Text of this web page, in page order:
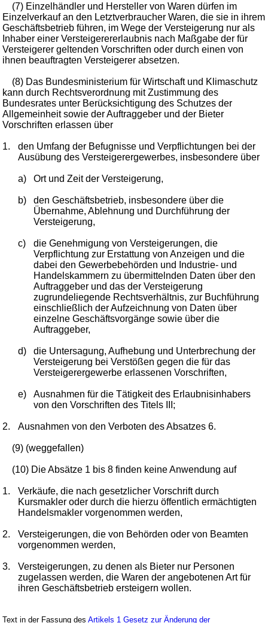
(7) Einzelhändler und Hersteller von Waren dürfen im
Einzelverkauf an den Letztverbraucher Waren, die sie in ihrem
Geschäftsbetrieb führen, im Wege der Versteigerung nur als
Inhaber einer Versteigerererlaubnis nach Maßgabe der für
Versteigerer geltenden Vorschriften oder durch einen von
ihnen beauftragten Versteigerer absetzen.
(8) Das Bundesministerium für Wirtschaft und Klimaschutz
kann durch Rechtsverordnung mit Zustimmung des
Bundesrates unter Berücksichtigung des Schutzes der
Allgemeinheit sowie der Auftraggeber und der Bieter
Vorschriften erlassen über
1.
den Umfang der Befugnisse und Verpflichtungen bei der
Ausübung des Versteigerergewerbes, insbesondere über
a) Ort und Zeit der Versteigerung,
b)
den Geschäftsbetrieb, insbesondere über die
Übernahme, Ablehnung und Durchführung der
Versteigerung,
c)
die Genehmigung von Versteigerungen, die
Verpflichtung zur Erstattung von Anzeigen und die
dabei den Gewerbebehörden und Industrie- und
Handelskammern zu übermittelnden Daten über den
Auftraggeber und das der Versteigerung
zugrundeliegende Rechtsverhältnis, zur Buchführung
einschließlich der Aufzeichnung von Daten über
einzelne Geschäftsvorgänge sowie über die
Auftraggeber,
d)
die Untersagung, Aufhebung und Unterbrechung der
Versteigerung bei Verstößen gegen die für das
Versteigerergewerbe erlassenen Vorschriften,
e)
Ausnahmen für die Tätigkeit des Erlaubnisinhabers
von den Vorschriften des Titels III;
2. Ausnahmen von den Verboten des Absatzes 6.
(9) (weggefallen)
(10) Die Absätze 1 bis 8 finden keine Anwendung auf
1.
Verkäufe, die nach gesetzlicher Vorschrift durch
Kursmakler oder durch die hierzu öffentlich ermächtigten
Handelsmakler vorgenommen werden,
2.
Versteigerungen, die von Behörden oder von Beamten
vorgenommen werden,
3.
Versteigerungen, zu denen als Bieter nur Personen
zugelassen werden, die Waren der angebotenen Art für
ihren Geschäftsbetrieb ersteigern wollen.
Text in der Fassung desArtikels 1 Gesetz zur Änderung der